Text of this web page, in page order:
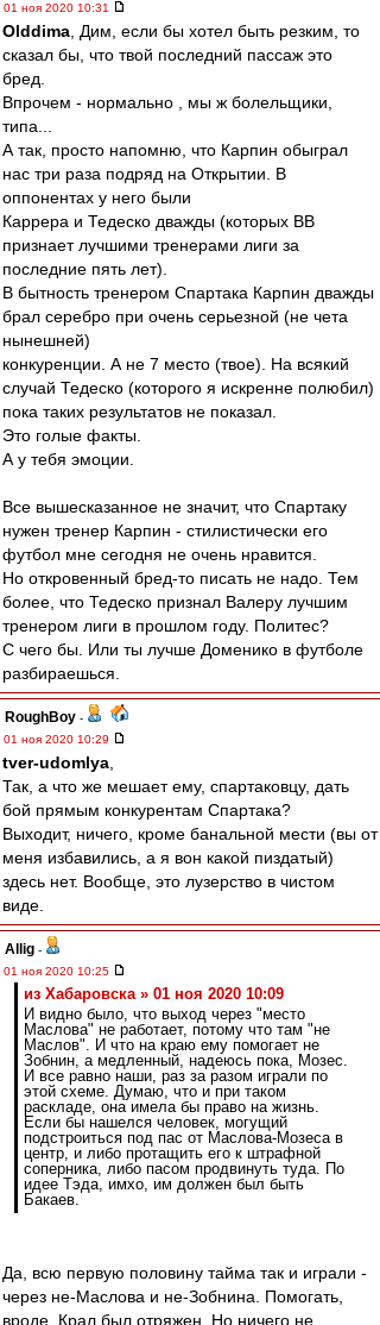
01 ноя 2020 10:31
Olddima , Дим, если бы хотел быть резким, то
сказал бы, что твой последний пассаж это
бред.
Впрочем - нормально , мы ж болельщики,
типа...
А так, просто напомню, что Карпин обыграл
нас три раза подряд на Открытии. В
оппонентах у него были
Каррера и Тедеско дважды (которых ВВ
признает лучшими тренерами лиги за
последние пять лет).
В бытность тренером Спартака Карпин дважды
брал серебро при очень серьезной (не чета
нынешней)
конкуренции. А не 7 место (твое). На всякий
случай Тедеско (которого я искренне полюбил)
пока таких результатов не показал.
Это голые факты.
А у тебя эмоции.
Все вышесказанное не значит, что Спартаку
нужен тренер Карпин - стилистически его
футбол мне сегодня не очень нравится.
Но откровенный бред-то писать не надо. Тем
более, что Тедеско признал Валеру лучшим
тренером лиги в прошлом году. Политес?
С чего бы. Или ты лучше Доменико в футболе
разбираешься.
RoughBoy -
01 ноя 2020 10:29
tver-udomlya
Так, а что же мешает ему, спартаковцу, дать
бой прямым конкурентам Спартака?
Выходит, ничего, кроме банальной мести (вы от
меня избавились, а я вон какой пиздатый)
здесь нет. Вообще, это лузерство в чистом
виде.
Allig -
01 ноя 2020 10:25
из Хабаровска » 01 ноя 2020 10:09
И видно было, что выход через "место
Маслова" не работает, потому что там "не
Маслов". И что на краю ему помогает не
Зобнин, а медленный, надеюсь пока, Мозес.
И все равно наши, раз за разом играли по
этой схеме. Думаю, что и при таком
раскладе, она имела бы право на жизнь.
Если бы нашелся человек, могущий
подстроиться под пас от Маслова-Мозеса в
центр, и либо протащить его к штрафной
соперника, либо пасом продвинуть туда. По
идее Тэда, имхо, им должен был быть
Бакаев.
Да, всю первую половину тайма так и играли -
через не-Маслова и не-Зобнина. Помогать,
вроде, Крал был отряжен. Но ничего не